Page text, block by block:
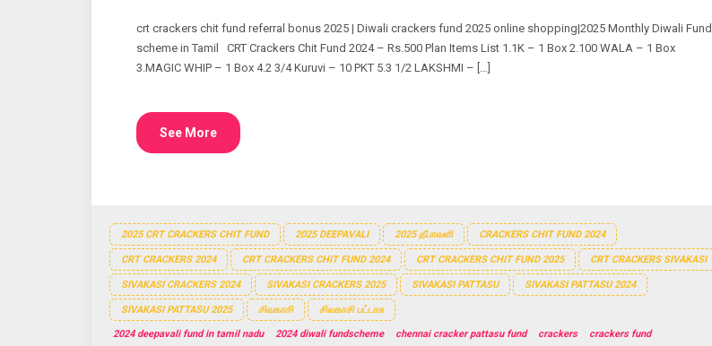
crt crackers chit fund referral bonus 2025 | Diwali crackers fund 2025 online shopping|2025 Monthly Diwali Fund
scheme in Tamil CRT Crackers Chit Fund 2024 – Rs.500 Plan Items List 1.1K – 1 Box 2.100 WALA – 1 Box
3.MAGIC WHIP – 1 Box 4.2 3/4 Kuruvi – 10 PKT 5.3 1/2 LAKSHMI – […]
See More
2025 CRT CRACKERS CHIT FUND 2025 DEEPAVALI 2025 தீபாவளி CRACKERS CHIT FUND 2024
CRT CRACKERS 2024 CRT CRACKERS CHIT FUND 2024 CRT CRACKERS CHIT FUND 2025 CRT CRACKERS SIVAKASI
SIVAKASI CRACKERS 2024 SIVAKASI CRACKERS 2025 SIVAKASI PATTASU SIVAKASI PATTASU 2024
SIVAKASI PATTASU 2025 சிவகாசி சிவகாசி பட்டாசு
2024 deepavali fund in tamil nadu 2024 diwali fundscheme chennai cracker pattasu fund crackers
crackers fund